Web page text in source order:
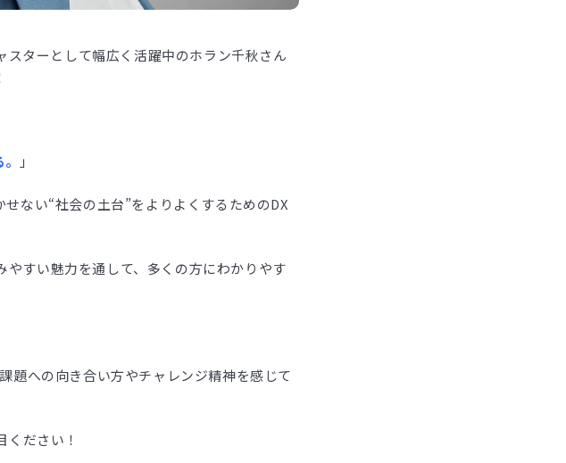
ターとして幅広く活躍中のホラン千秋さん
」
ない“社会の土台”をよりよくするためのDX
すい魅力を通して、多くの方にわかりやす
題への向き合い方やチャレンジ精神を感じて
ください！